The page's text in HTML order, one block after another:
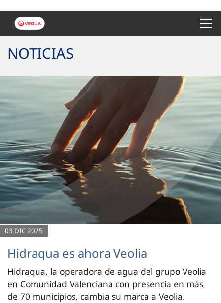
NOTICIAS
03 DIC 2025
Hidraqua es ahora Veolia
Hidraqua, la operadora de agua del grupo Veolia
en Comunidad Valenciana con presencia en más
de 70 municipios, cambia su marca a Veolia.